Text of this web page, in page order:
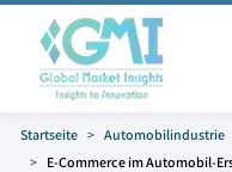
Startseite Automobilindustrie
E-Commerce im Automobil-